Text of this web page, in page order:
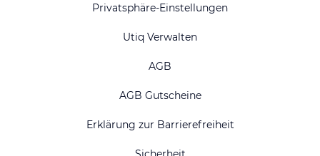
Privatsphäre-Einstellungen
Utiq Verwalten
AGB
AGB Gutscheine
Erklärung zur Barrierefreiheit